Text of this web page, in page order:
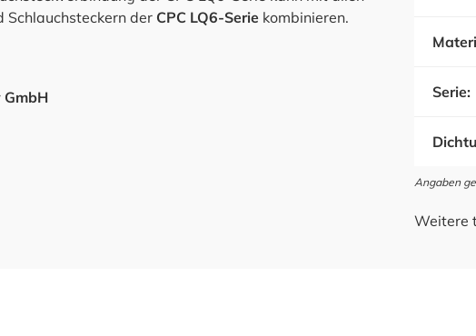
Schlauchsteckern der CPC LQ6-Serie kombinieren.
GmbH
Serie:
Angaben
Weitere